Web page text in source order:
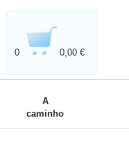
0 0,00 €
A
caminho